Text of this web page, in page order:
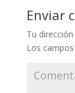
Enviar
Tu
Los